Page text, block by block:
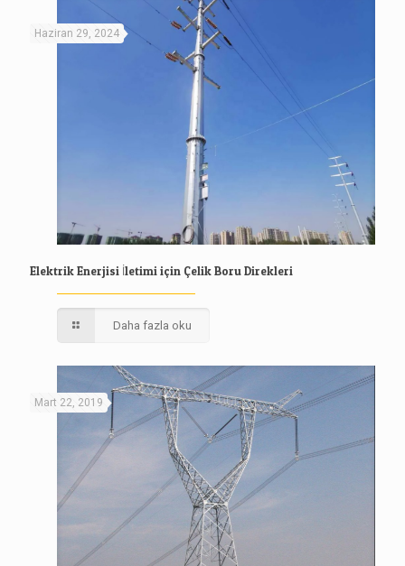
Haziran 29, 2024
Elektrik Enerjisi İletimi için Çelik Boru Direkleri
Daha fazla oku
Mart 22, 2019